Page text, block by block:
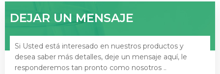
DEJAR UN MENSAJE
Si Usted está interesado en nuestros productos y
desea saber más detalles, deje un mensaje aquí, le
responderemos tan pronto como nosotros ..